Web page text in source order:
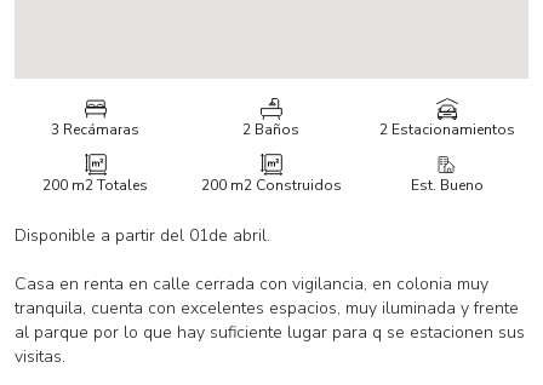
3 Recámaras 2 Baños 2 Estacionamientos
200 m2Totales 200 m2Construidos Est. Bueno
Disponible a partir del 01de abril.
Casa en renta en calle cerrada con vigilancia, en colonia muy
tranquila, cuenta con excelentes espacios, muy iluminada y frente
al parque por lo que hay suficiente lugar para q se estacionen sus
visitas.